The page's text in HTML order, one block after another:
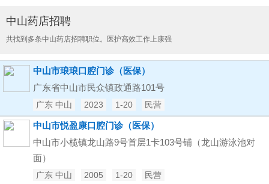
中山药店招聘
共找到多条中山药店招聘职位。医护高效工作上康强
中山市琅琅口腔门诊（医保）
广东省中山市民众镇政通路101号
广东 中山 2023 1-20 民营
中山市悦盈康口腔门诊（医保）
中山市小榄镇龙山路9号首层1卡103号铺（龙山游泳池对
面）
广东 中山 2005 1-20 民营